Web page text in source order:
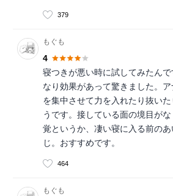
379
もぐも
4
寝つきが悪い時に試してみたん
なり効果があって驚きました。
を集中させて力を入れたり抜い
うです。接している面の境目が
覚というか、凄い寝に入る前の
じ。おすすめです。
464
もぐも